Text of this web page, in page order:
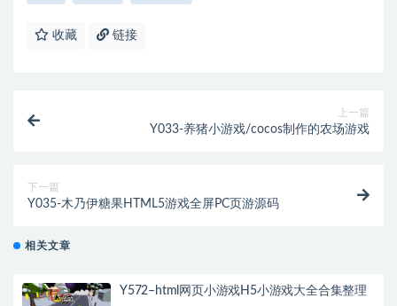
收藏 链接
上一篇
Y033-养猪小游戏/cocos制作的农场游戏
下一篇
Y035-木乃伊糖果HTML5游戏全屏PC页游源码
相关文章
Y572–html网页小游戏H5小游戏大全合集整理